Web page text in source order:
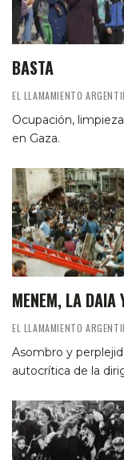
BASTA
EL LLAMAMIENTO
Ocupación,
en Gaza.
MENEM, LA DAIA
EL LLAMAMIENTO
Asombro y
autocrítica de la